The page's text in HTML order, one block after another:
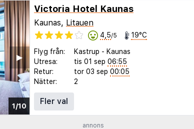
1/10
▶︎
Victoria Hotel Kaunas
Kaunas, Litauen
4,5/5 19°C
Flyg från: Kastrup - Kaunas
Utresa:
tis 01 sep 06:55
Retur:
tor 03 sep 00:05
Nätter:
2
Fler val
annons